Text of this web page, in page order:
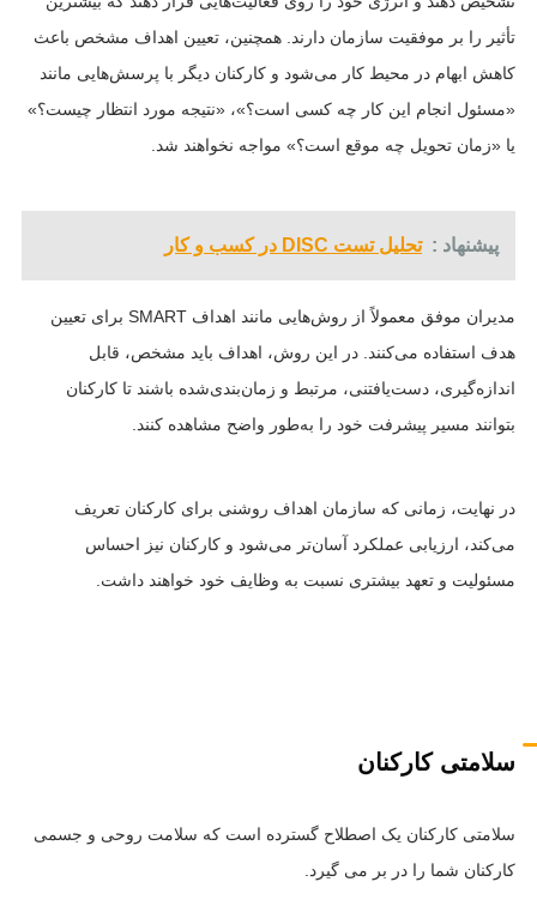
تأثیر را بر موفقیت سازمان دارند. همچنین، تعیین اهداف مشخص باعث
کاهش ابهام در محیط کار می‌شود و کارکنان دیگر با پرسش‌هایی مانند
«مسئول انجام این کار چه کسی است؟»، «نتیجه مورد انتظار چیست؟»
یا «زمان تحویل چه موقع است؟» مواجه نخواهند شد.
پیشنهاد : تحلیل تست DISC در کسب و کار
مدیران موفق معمولاً از روش‌هایی مانند اهداف SMART برای تعیین
هدف استفاده می‌کنند. در این روش، اهداف باید مشخص، قابل
اندازه‌گیری، دست‌یافتنی، مرتبط و زمان‌بندی‌شده باشند تا کارکنان
بتوانند مسیر پیشرفت خود را به‌طور واضح مشاهده کنند.
در نهایت، زمانی که سازمان اهداف روشنی برای کارکنان تعریف
می‌کند، ارزیابی عملکرد آسان‌تر می‌شود و کارکنان نیز احساس
مسئولیت و تعهد بیشتری نسبت به وظایف خود خواهند داشت.
سلامتی کارکنان
سلامتی کارکنان یک اصطلاح گسترده است که سلامت روحی و جسمی
کارکنان شما را در بر می گیرد.